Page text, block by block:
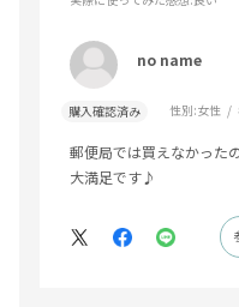
no name
購入確認済み 性別:女性
郵便局では買えなかった
大満足です♪